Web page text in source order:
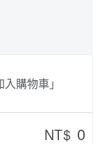
購物車」
NT$ 0